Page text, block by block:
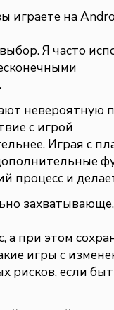
играете на
Я часто
невероятную
с игрой
Играя с
процесс и
а при этом
игры с
рисков, если